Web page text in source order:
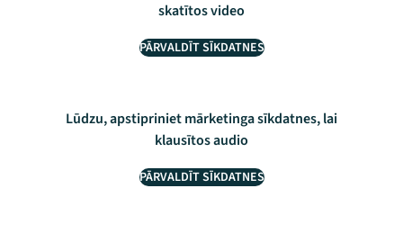
skatītos video
PĀRVALDĪT SĪKDATNES
Lūdzu, apstipriniet mārketinga sīkdatnes, lai
klausītos audio
PĀRVALDĪT SĪKDATNES